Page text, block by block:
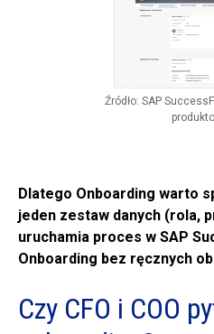
Źródło: SAP
Dlatego Onboarding warto
jeden zestaw danych (rola,
uruchamia proces w SAP
Onboarding bez ręcznych
Czy CFO i COO